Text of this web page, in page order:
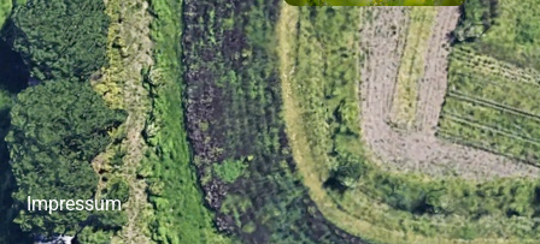
Impressum